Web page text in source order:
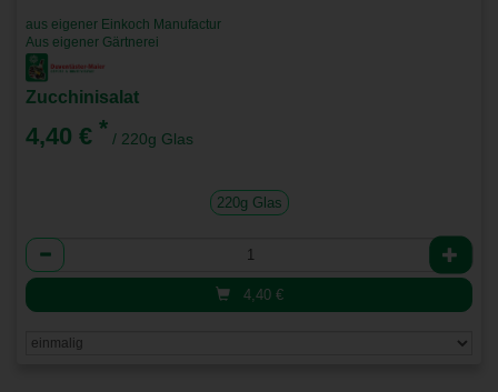
aus eigener Einkoch Manufactur
Aus eigener Gärtnerei
Zucchinisalat
4,40 € * / 220g Glas
220g Glas
Anzahl
4,40 €